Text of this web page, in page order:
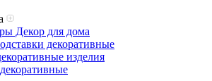
Декор для дома
декоративные
изделия